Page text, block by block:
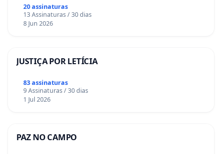
20 assinaturas
13 Assinaturas / 30 dias
8 Jun 2026
JUSTIÇA POR LETÍCIA
83 assinaturas
9 Assinaturas / 30 dias
1 Jul 2026
PAZ NO CAMPO